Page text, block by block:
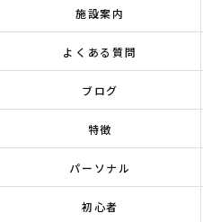
施設案内
よくある質問
ブログ
特徴
パーソナル
初心者